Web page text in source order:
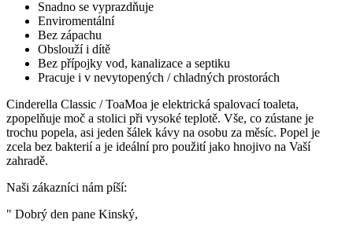
Snadno se vyprazdňuje
Enviromentální
Bez zápachu
Obslouží i dítě
Bez přípojky vod, kanalizace a septiku
Pracuje i v nevytopených / chladných prostorách
Cinderella Classic / ToaMoa je elektrická spalovací toaleta,
zpopelňuje moč a stolici při vysoké teplotě. Vše, co zústane je
trochu popela, asi jeden šálek kávy na osobu za měsíc. Popel je
zcela bez bakterií a je ideální pro použití jako hnojivo na Vaší
zahradě.
Naši zákazníci nám píší:
" Dobrý den pane Kinský,